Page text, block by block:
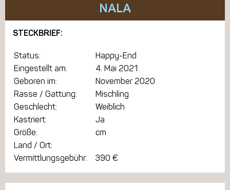
NALA
STECKBRIEF:
Status:
Happy-End
Eingestellt am:
4. Mai 2021
Geboren im:
November 2020
Rasse / Gattung:
Mischling
Geschlecht:
Weiblich
Kastriert:
Ja
Größe:
cm
Land / Ort:
Vermittlungsgebühr:
390 €